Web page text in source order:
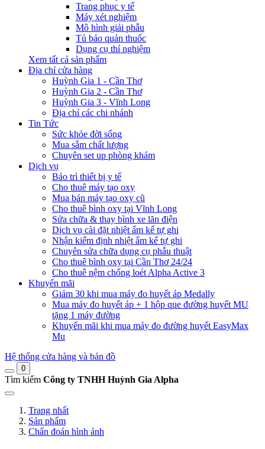
Trang phục y tế
Máy xét nghiệm
Mô hình giải phẫu
Tủ bảo quản thuốc
Dụng cụ thí nghiệm
Xem tất cả sản phẩm
Địa chỉ cửa hàng
Huỳnh Gia 1 - Cần Thơ
Huỳnh Gia 2 - Cần Thơ
Huỳnh Gia 3 - Vĩnh Long
Địa chỉ các chi nhánh
Tin Tức
Sức khỏe đời sống
Mua sắm chất lượng
Chuyên set up phòng khám
Dịch vụ
Bảo trì thiết bị y tế
Cho thuê máy tạo oxy
Mua bán máy tạo oxy cũ
Cho thuê bình oxy tại Vĩnh Long
Sửa chữa & thay bình xe lăn điện
Dịch vụ cài đặt nhiệt ẩm kế tự ghi
Nhận kiểm định nhiệt ẩm kế tự ghi
Chuyên sửa chữa dụng cụ phẫu thuật
Cho thuê bình oxy tại Cần Thơ 24/24
Cho thuê nệm chống loét Alpha Active 3
Khuyến mãi
Giảm 30 khi mua máy đo huyết áp Medally
Mua máy đo huyết áp + 1 hộp que đường huyết MU
tặng 1 máy đường
Khuyến mãi khi mua máy đo đường huyết EasyMax
Mu
Hệ thống cửa hàng và bản đồ
0
Tìm kiếm Công ty TNHH Huỳnh Gia Alpha
Trang nhất
Sản phẩm
Chẩn đoán hình ảnh